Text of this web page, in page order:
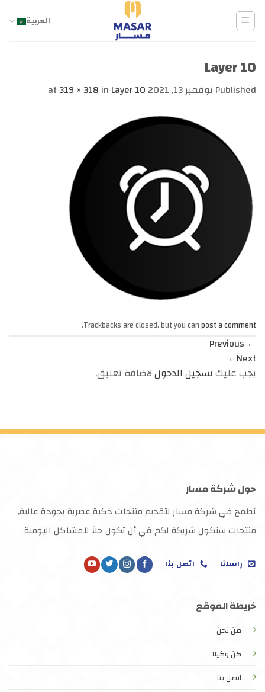
Skip
content
العربية
Layer 10
Published نوفمبر 13, 2021 319 × 318 in Layer 10
Trackbacks are closed, but you canpost a comment
.
←
Next
→
يجب عليكتسجيل الدخوللاضافة تعليق.
حول شركة مسار
نطمح في شركة مسار لتقديم منتجات ذكية عصرية بجودة عالية,
منتجات ستكون شريكة لكم في أن تكون حلاً للمشاكل اليومية
راسلنا اتصل بنا
خريطة الموقع
من نحن
كن وكيلا
اتصل بنا